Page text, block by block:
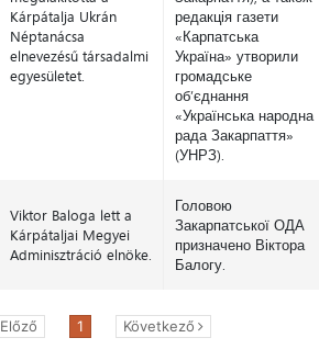
Kárpátalja Ukrán
Néptanácsa
elnevezésű társadalmi
egyesületet.
редакція газети
«Карпатська
Україна» утворили
громадське
об’єднання
«Українська народна
рада Закарпаття»
(УНРЗ).
Viktor Baloga lett a
Kárpátaljai Megyei
Adminisztráció elnöke.
Головою
Закарпатської ОДА
призначено Віктора
Балогу.
Előző 1 Következő